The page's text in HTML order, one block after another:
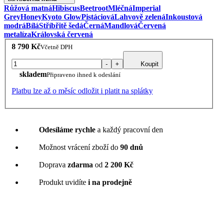
Růžová matnáHibiscusBeetrootMléčnáImperial
GreyHoneyKyoto GlowPistáciováLahvově zelenáInkoustová
modráBíláStříbřitě šedáČernáMandlováČervená
metalízaKrálovská červená
8 790 KčVčetně DPH
- + Koupit
sklademPřipraveno ihned k odeslání
Platbu lze až o měsíc odložit i platit na splátky
Odesíláme rychle a každý pracovní den
Možnost vrácení zboží do 90 dnů
Doprava zdarma od 2 200 Kč
Produkt uvidíte i na prodejně